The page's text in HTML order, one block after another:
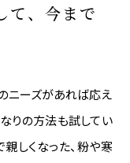
て、今まで
ニーズがあれば応え
りの方法も試してい
しくなった、粉や寒